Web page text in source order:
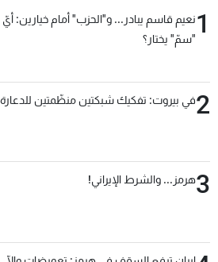
1نعيم قاسم يبادر... و"الحزب" أمام خيارين: أيّ
"سمّ" يختار؟
2في بيروت: تفكيك شبكتين منظّمتين
3هرمز... والشرط الإيراني!